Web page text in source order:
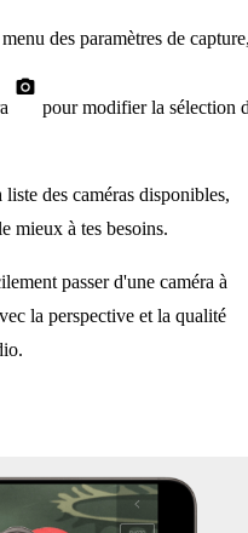
des paramètres de
pour modifier la sélection
liste des caméras disponibles,
mieux à tes besoins.
passer d'une caméra à
la perspective et la qualité